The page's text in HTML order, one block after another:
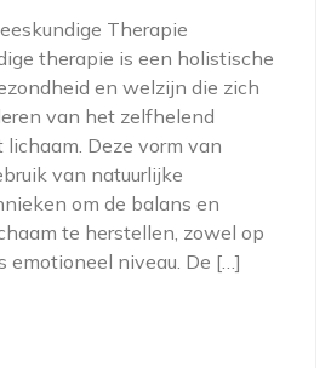
Therapie
therapie is een holistische
en welzijn die zich
van het zelfhelend
Deze vorm van
van natuurlijke
om de balans en
te herstellen, zowel op
emotioneel niveau. De […]